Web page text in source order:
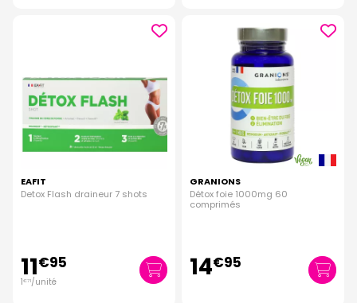
EAFIT
Detox Flash draineur 7 shots
11€95
1€71/unité
GRANIONS
Détox foie 1000mg 60
comprimés
14€95